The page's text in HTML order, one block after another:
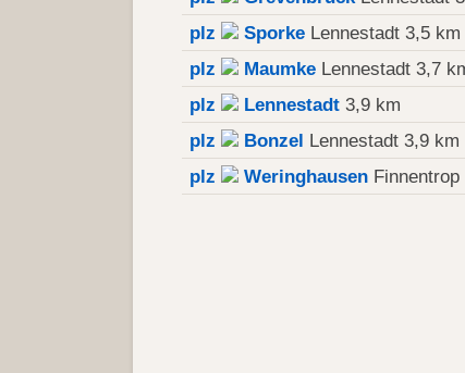
plz
Sporke Lennestadt 3,5 km
plz
Maumke Lennestadt 3,7
plz
Lennestadt 3,9 km
plz
Bonzel Lennestadt 3,9 km
plz
Weringhausen